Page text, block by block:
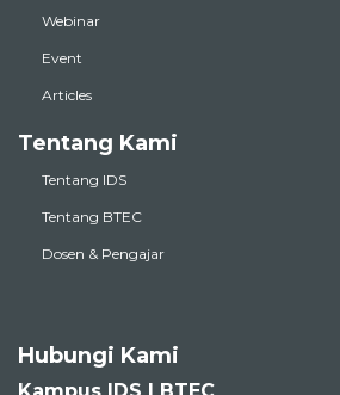
Webinar
Event
Articles
Tentang Kami
Tentang IDS
Tentang BTEC
Dosen & Pengajar
Hubungi Kami